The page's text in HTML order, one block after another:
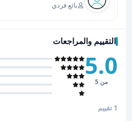
بائع فردي
التقييم والمراجعات
5.0
من 5
1 تقييم